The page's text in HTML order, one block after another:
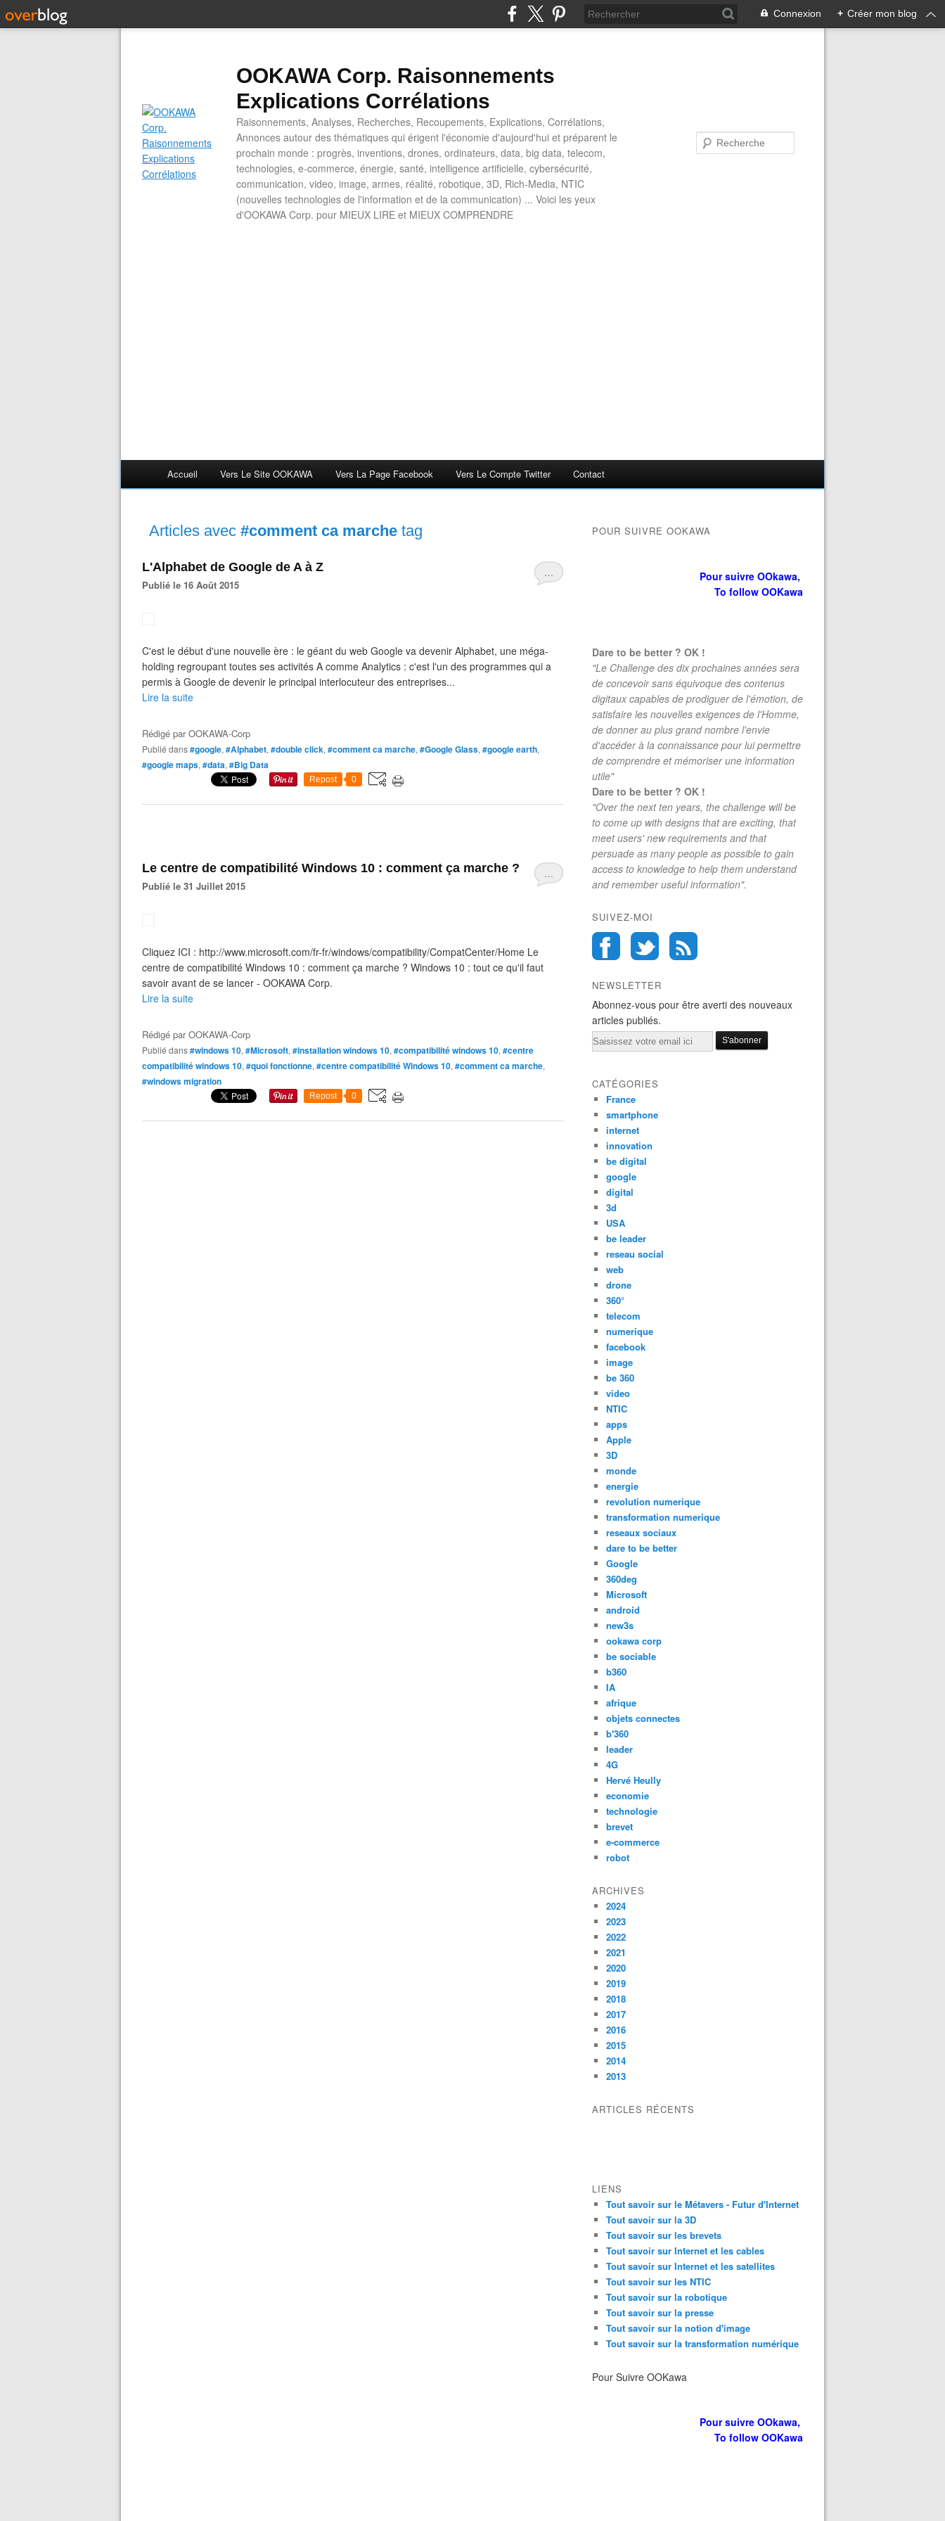
Connexion + Créer mon blog
OOKAWA Corp. Raisonnements
Explications Corrélations
Raisonnements, Analyses, Recherches, Recoupements, Explications, Corrélations,
Annonces autour des thématiques qui érigent l'économie d'aujourd'hui et préparent le
prochain monde : progrès, inventions, drones, ordinateurs, data, big data, telecom,
technologies, e-commerce, énergie, santé, intelligence artificielle, cybersécurité,
communication, video, image, armes, réalité, robotique, 3D, Rich-Media, NTIC
(nouvelles technologies de l'information et de la communication) ... Voici les yeux
d'OOKAWA Corp. pour MIEUX LIRE et MIEUX COMPRENDRE
Accueil Vers Le Site OOKAWA Vers La Page Facebook Vers Le Compte Twitter Contact
Articles avec #comment ca marche tag
…
L'Alphabet de Google de A à Z
Publié le 16 Août 2015
C'est le début d'une nouvelle ère : le géant du web Google va devenir Alphabet, une méga-
holding regroupant toutes ses activités A comme Analytics : c'est l'un des programmes qui a
permis à Google de devenir le principal interlocuteur des entreprises...
Lire la suite
Rédigé parOOKAWA-Corp
Publié dans#google, #Alphabet, #double click, #comment ca marche, #Google Glass, #google earth,
#google maps, #data, #Big Data
Repost 0
…
Le centre de compatibilité Windows 10 : comment ça marche ?
Publié le 31 Juillet 2015
Cliquez ICI : http://www.microsoft.com/fr-fr/windows/compatibility/CompatCenter/Home Le
centre de compatibilité Windows 10 : comment ça marche ? Windows 10 : tout ce qu'il faut
savoir avant de se lancer - OOKAWA Corp.
Lire la suite
Rédigé parOOKAWA-Corp
Publié dans#windows 10, #Microsoft, #installation windows 10, #compatibilité windows 10, #centre
compatibilité windows 10, #quoi fonctionne, #centre compatibilité Windows 10, #comment ca marche,
#windows migration
Repost 0
POUR SUIVRE OOKAWA
Pour suivre OOkawa,
To follow OOKawa
Dare to be better ? OK !
"Le Challenge des dix prochaines années sera
de concevoir sans équivoque des contenus
digitaux capables de prodiguer de l'émotion, de
satisfaire les nouvelles exigences de l'Homme,
de donner au plus grand nombre l'envie
d'accéder à la connaissance pour lui permettre
de comprendre et mémoriser une information
utile"
Dare to be better ? OK !
"Over the next ten years, the challenge will be
to come up with designs that are exciting, that
meet users' new requirements and that
persuade as many people as possible to gain
access to knowledge to help them understand
and remember useful information".
SUIVEZ-MOI
NEWSLETTER
Abonnez-vous pour être averti des nouveaux
articles publiés.
Email
CATÉGORIES
France
smartphone
internet
innovation
be digital
google
digital
3d
USA
be leader
reseau social
web
drone
360°
telecom
numerique
facebook
image
be 360
video
NTIC
apps
Apple
3D
monde
energie
revolution numerique
transformation numerique
reseaux sociaux
dare to be better
Google
360deg
Microsoft
android
new3s
ookawa corp
be sociable
b360
IA
afrique
objets connectes
b'360
leader
4G
Hervé Heully
economie
technologie
brevet
e-commerce
robot
ARCHIVES
2024
2023
2022
2021
2020
2019
2018
2017
2016
2015
2014
2013
ARTICLES RÉCENTS
LIENS
Tout savoir sur le Métavers - Futur d'Internet
Tout savoir sur la 3D
Tout savoir sur les brevets
Tout savoir sur Internet et les cables
Tout savoir sur Internet et les satellites
Tout savoir sur les NTIC
Tout savoir sur la robotique
Tout savoir sur la presse
Tout savoir sur la notion d'image
Tout savoir sur la transformation numérique
Pour Suivre OOKawa
Pour suivre OOkawa,
To follow OOKawa